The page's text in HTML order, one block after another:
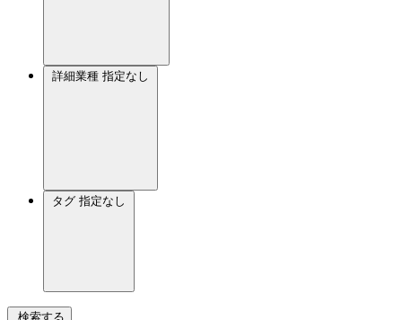
詳細業種 指定なし
タグ 指定なし
検索する